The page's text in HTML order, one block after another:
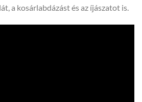
a kosárlabdázást és az íjászatot is.